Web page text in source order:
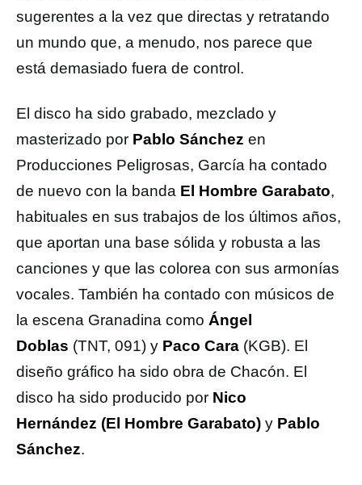
sugerentes a la vez que directas y retratando
un mundo que, a menudo, nos parece que
está demasiado fuera de control.
El disco ha sido grabado, mezclado y
masterizado por Pablo Sánchez en
Producciones Peligrosas, García ha contado
de nuevo con la banda El Hombre Garabato,
habituales en sus trabajos de los últimos años,
que aportan una base sólida y robusta a las
canciones y que las colorea con sus armonías
vocales. También ha contado con músicos de
la escena Granadina como Ángel
Doblas (TNT, 091) y Paco Cara (KGB). El
diseño gráfico ha sido obra de Chacón. El
disco ha sido producido por Nico
Hernández (El Hombre Garabato) y Pablo
Sánchez.